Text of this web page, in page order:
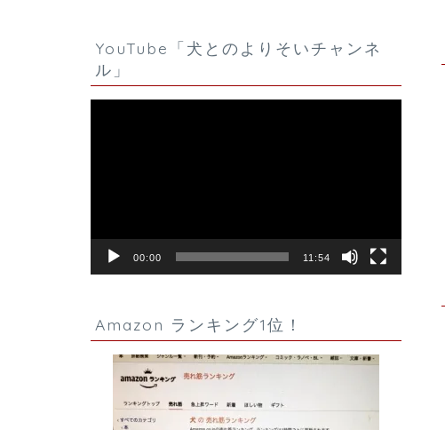
YouTube「犬とのよりそいチャンネ
ル」
00:00 11:54
Amazon ランキング1位！